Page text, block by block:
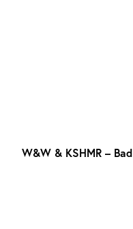
W&W & KSHMR – Bad